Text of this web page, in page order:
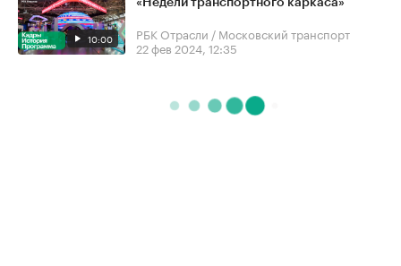
10:00
РБК Отрасли / Московский транспорт
22 фев 2024, 12:35